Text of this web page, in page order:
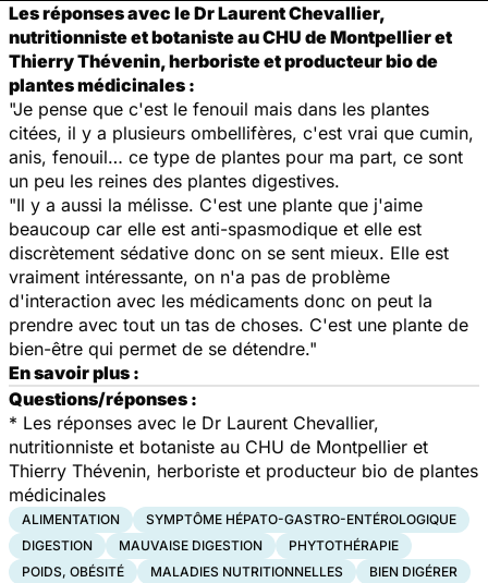
Les réponses avec le Dr Laurent Chevallier,
nutritionniste et botaniste au CHU de Montpellier et
Thierry Thévenin, herboriste et producteur bio de
plantes médicinales :
"Je pense que c'est le fenouil mais dans les plantes
citées, il y a plusieurs ombellifères, c'est vrai que cumin,
anis, fenouil… ce type de plantes pour ma part, ce sont
un peu les reines des plantes digestives.
"Il y a aussi la mélisse. C'est une plante que j'aime
beaucoup car elle est anti-spasmodique et elle est
discrètement sédative donc on se sent mieux. Elle est
vraiment intéressante, on n'a pas de problème
d'interaction avec les médicaments donc on peut la
prendre avec tout un tas de choses. C'est une plante de
bien-être qui permet de se détendre."
En savoir plus :
Questions/réponses :
* Les réponses avec le Dr Laurent Chevallier,
nutritionniste et botaniste au CHU de Montpellier et
Thierry Thévenin, herboriste et producteur bio de plantes
médicinales
ALIMENTATION
SYMPTÔME HÉPATO-GASTRO-ENTÉROLOGIQUE
DIGESTION
MAUVAISE DIGESTION
PHYTOTHÉRAPIE
POIDS, OBÉSITÉ
MALADIES NUTRITIONNELLES
BIEN DIGÉRER